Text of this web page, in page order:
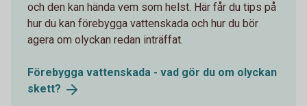
och den kan hända vem som helst. Här får du tips på
hur du kan förebygga vattenskada och hur du bör
agera om olyckan redan inträffat.
Förebygga vattenskada - vad gör du om olyckan
skett?